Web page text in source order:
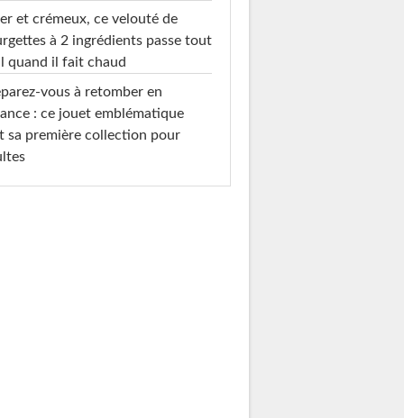
et crémeux, ce velouté de
à 2 ingrédients passe tout
quand il fait chaud
vous à retomber en
: ce jouet emblématique
sa première collection pour